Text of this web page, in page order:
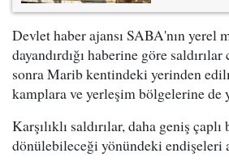
Devlet haber ajansı SABA'nın yerel
dayandırdığı haberine göre
sonra Marib kentindeki yerinden
kamplara ve yerleşim bölgelerine de
Karşılıklı saldırılar, daha geniş
dönülebileceği yönündeki endişeleri